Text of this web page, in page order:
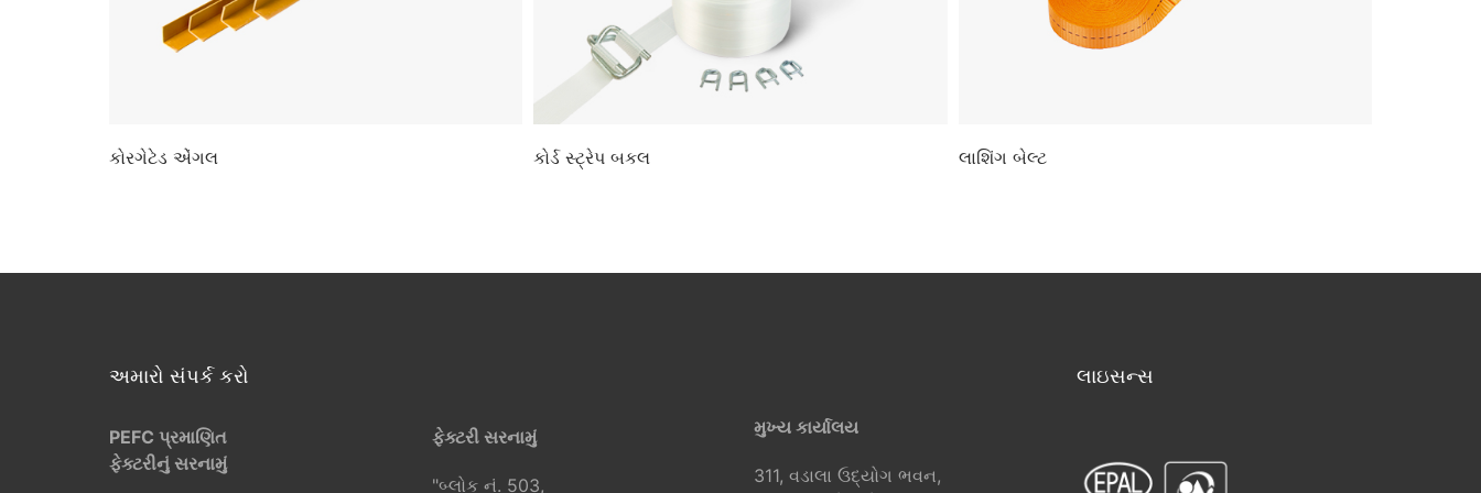
કોરગેટેડ એંગલ કોર્ડ સ્ટ્રેપ બકલ લાશિંગ બેલ્ટ
અમારો સંપર્ક કરો
PEFC પ્રમાણિત
ફેક્ટરીનું સરનામું
ફેક્ટરી સરનામું
"બ્લોક નં. 503,
મુખ્ય કાર્યાલય
311, વડાલા ઉદ્યોગ ભવન,
લાઇસન્સ